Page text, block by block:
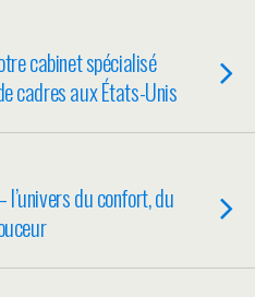
cabinet spécialisé
cadres aux États-Unis
l’univers du confort, du